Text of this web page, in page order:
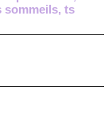
sommeils, ts